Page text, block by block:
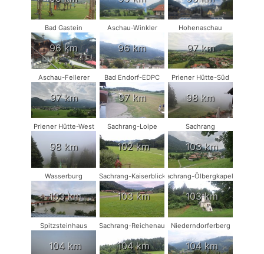
Bad Gastein
96 km
Aschau-Winkler
96 km
Hohenaschau
97 km
Aschau-Fellerer
97 km
Bad Endorf-EDPC
97 km
Priener Hütte-Süd
98 km
Priener Hütte-West
98 km
Sachrang-Loipe
102 km
Sachrang
103 km
Wasserburg
103 km
Sachrang-Kaiserblick
103 km
Sachrang-Ölbergkapelle
103 km
Spitzsteinhaus
104 km
Sachrang-Reichenau
104 km
Niederndorferberg
104 km